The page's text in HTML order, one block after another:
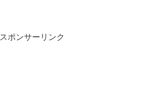
スポンサーリンク